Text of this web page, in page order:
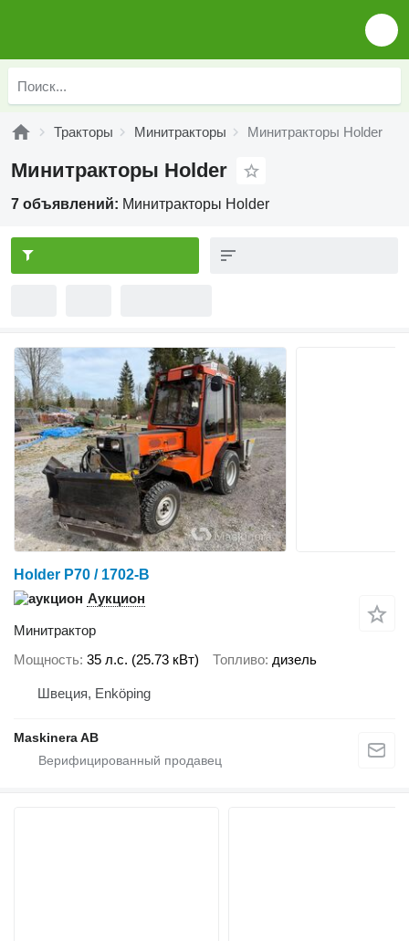
Тракторы Минитракторы Минитракторы Holder
Минитракторы Holder
7 объявлений: Минитракторы Holder
Holder P70 / 1702-B
Аукцион
Минитрактор
Мощность 35 л.с. (25.73 кВт) Топливо дизель
Швеция, Enköping
Maskinera AB